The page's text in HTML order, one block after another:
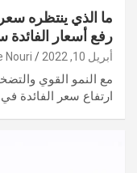
ما الذي ينتظره
رفع أسعار الفائدة
أبريل 10, 2022 Nouri
مع النمو القوي
ارتفاع سعر الفائدة